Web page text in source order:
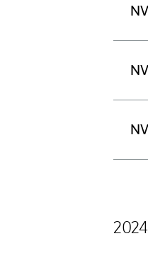
2024